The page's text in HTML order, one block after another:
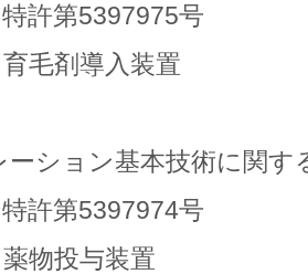
許第5397975号
毛剤導入装置
ション基本技術に関す
許第5397974号
物投与装置